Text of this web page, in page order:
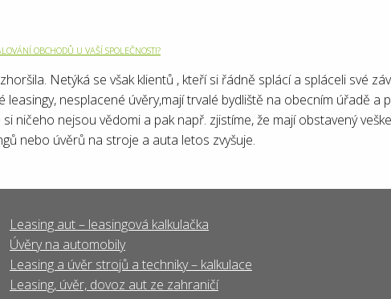
OBCHODŮ U VAŠÍ SPOLEČNOSTI?
Netýká se však klientů , kteří si řádně splácí a spláceli své
nesplacené úvěry,mají trvalé bydliště na obecním úřadě
ničeho nejsou vědomi a pak např. zjistíme, že mají obstavený
nebo úvěrů na stroje a auta letos zvyšuje.
Leasing aut – leasingová kalkulačka
Úvěry na automobily
Leasing a úvěr strojů a techniky – kalkulace
Leasing, úvěr, dovoz aut ze zahraničí